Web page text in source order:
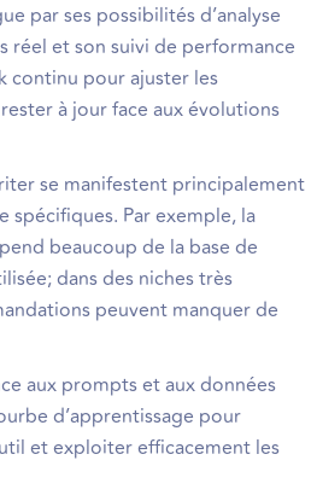
par ses possibilités d’analyse
réel et son suivi de performance
continu pour ajuster les
à jour face aux évolutions
se manifestent principalement
spécifiques. Par exemple, la
beaucoup de la base de
dans des niches très
peuvent manquer de
aux prompts et aux données
d’apprentissage pour
et exploiter efficacement les